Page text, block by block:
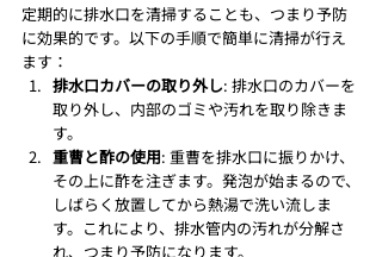
定期的に排水口を清掃することも、つまり予防
に効果的です。以下の手順で簡単に清掃が行え
ます：
排水口カバーの取り外し: 排水口のカバーを
取り外し、内部のゴミや汚れを取り除きま
す。
重曹と酢の使用: 重曹を排水口に振りかけ、
その上に酢を注ぎます。発泡が始まるので、
しばらく放置してから熱湯で洗い流しま
す。これにより、排水管内の汚れが分解さ
れ、つまり予防になります。